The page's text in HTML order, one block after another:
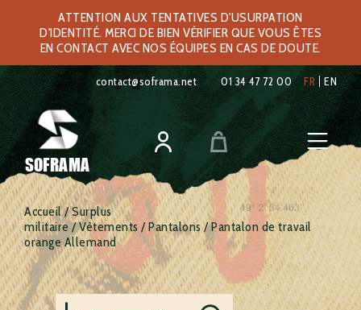
ATTENTION AUX TENTATIVES D'USURPATION
D'IDENTITÉ. MERCI DE BIEN VÉRIFIER QUE VOUS ÊTES
EN CONTACT AVEC NOS ÉQUIPES EN CAS DE DOUTE.
contact@soframa.net 01 34 47 72 00 FR EN
SOFRAMA
Accueil/Surplus
militaire/Vêtements/Pantalons/ Pantalon de travail
orange Allemand